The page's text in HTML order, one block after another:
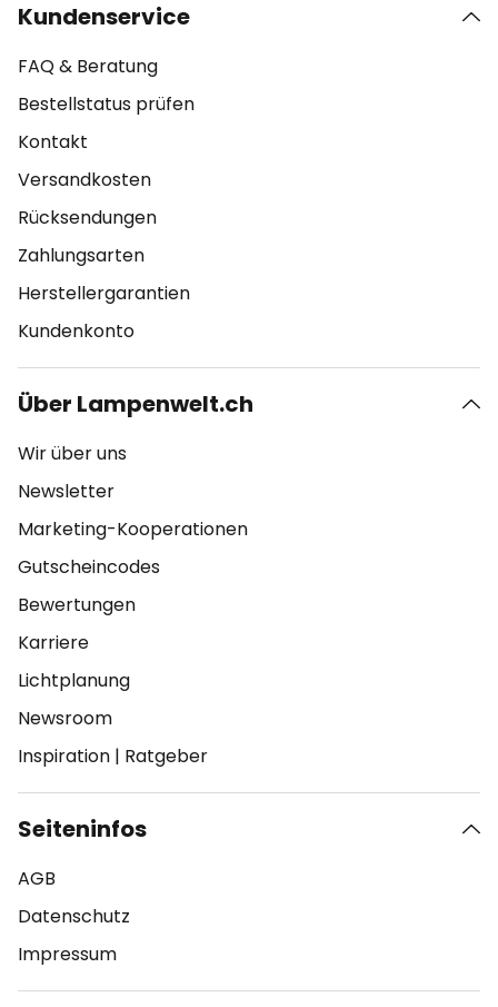
Kundenservice
FAQ & Beratung
Bestellstatus prüfen
Kontakt
Versandkosten
Rücksendungen
Zahlungsarten
Herstellergarantien
Kundenkonto
Über Lampenwelt.ch
Wir über uns
Newsletter
Marketing-Kooperationen
Gutscheincodes
Bewertungen
Karriere
Lichtplanung
Newsroom
Inspiration | Ratgeber
Seiteninfos
AGB
Datenschutz
Impressum